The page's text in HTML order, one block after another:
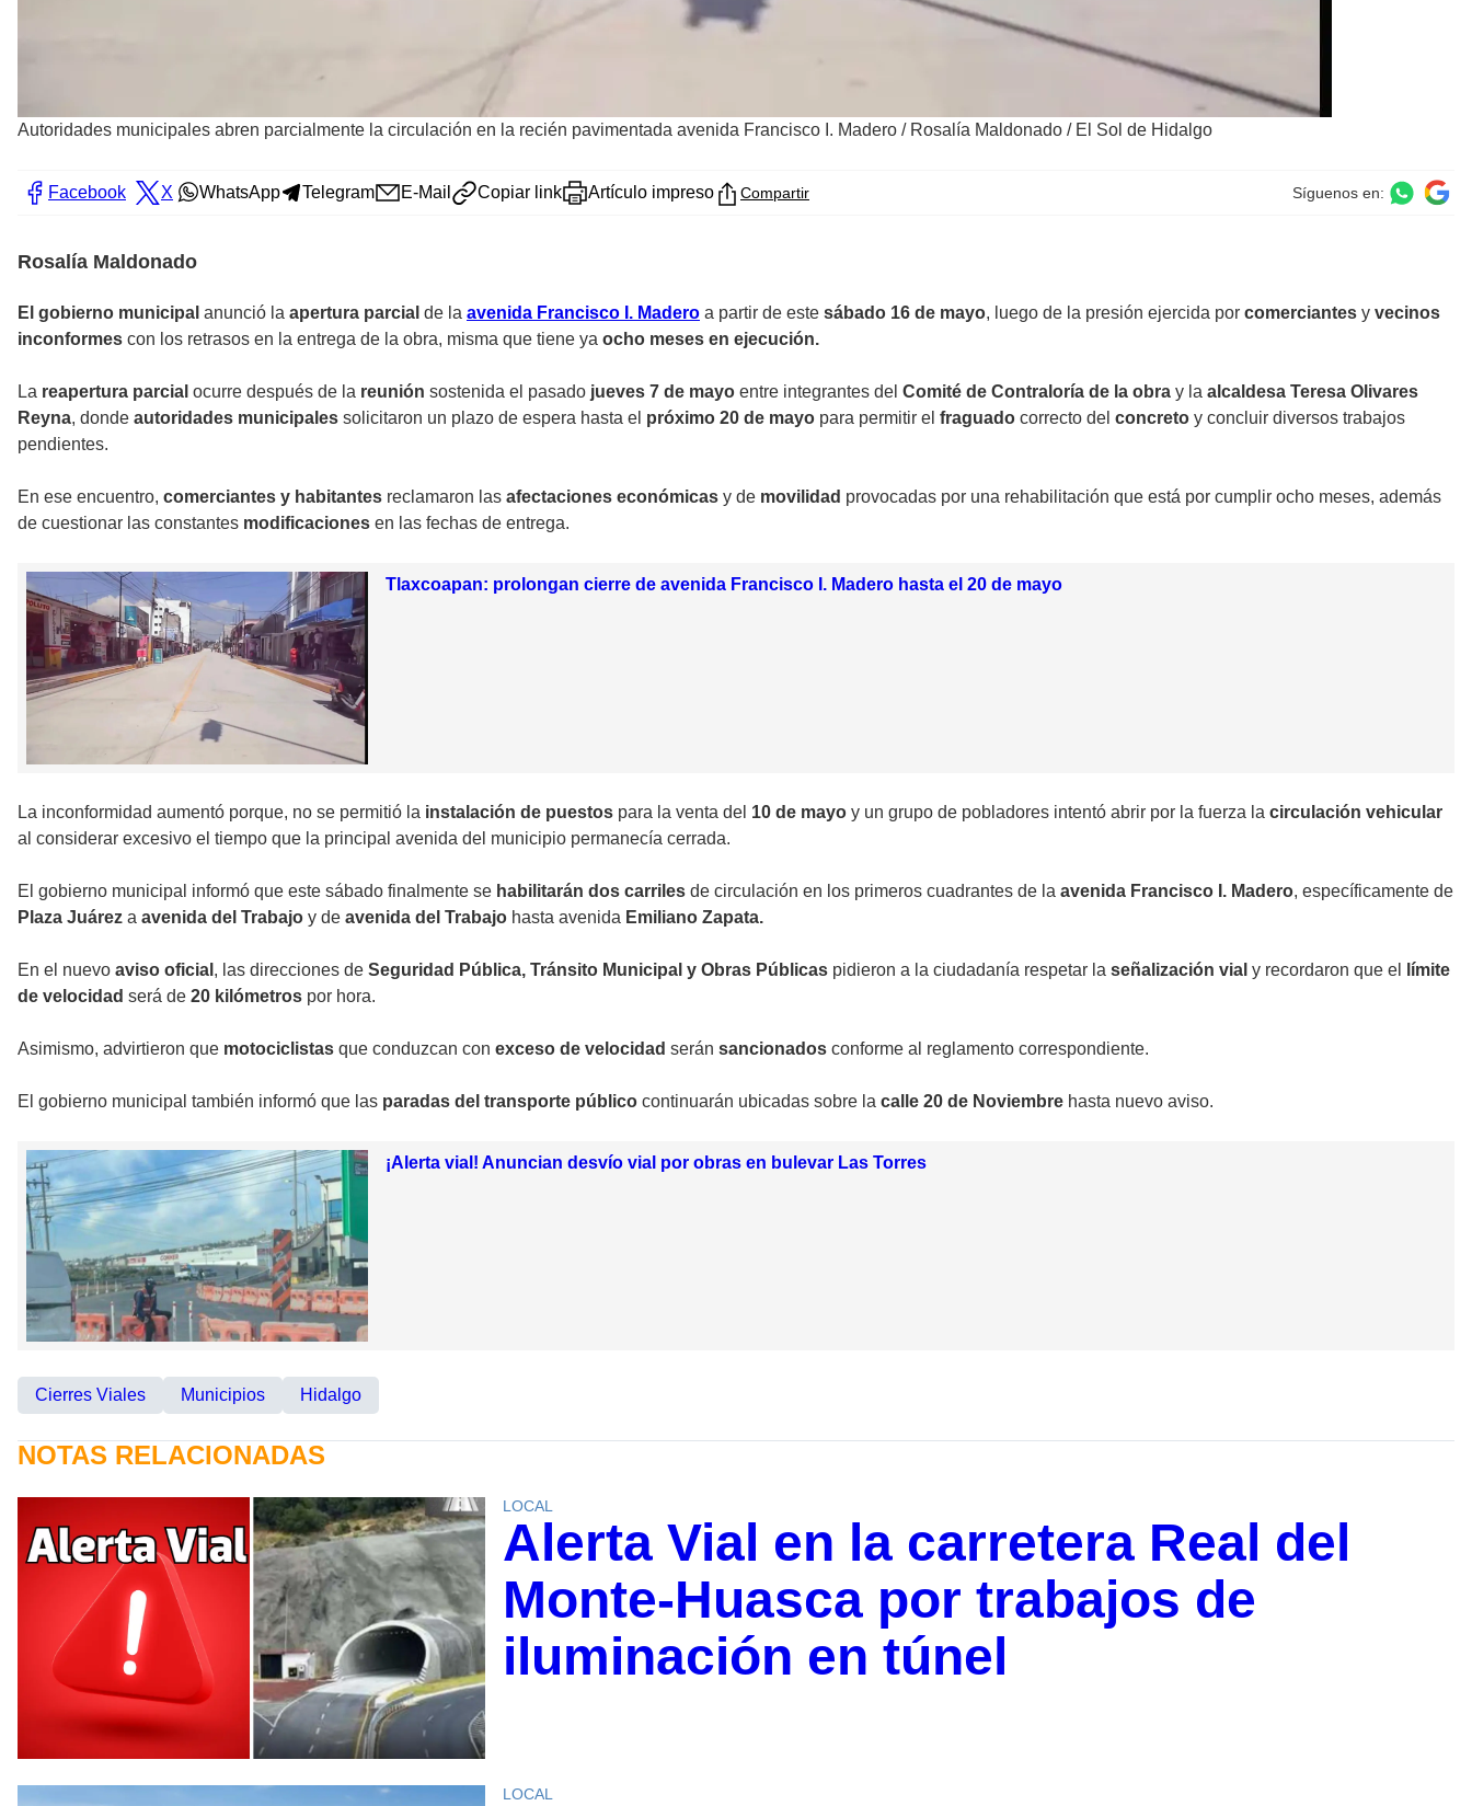
Autoridades municipales abren parcialmente la circulación en la recién pavimentada avenida Francisco I. Madero / Rosalía Maldonado / El Sol de Hidalgo
Facebook X WhatsApp Telegram E-Mail Copiar link Artículo impreso Compartir Síguenos en:
Rosalía Maldonado
El gobierno municipal anunció la apertura parcial de la avenida Francisco I. Madero a partir de este sábado 16 de mayo, luego de la presión ejercida por comerciantes y vecinos
inconformes con los retrasos en la entrega de la obra, misma que tiene ya ocho meses en ejecución.
La reapertura parcial ocurre después de la reunión sostenida el pasado jueves 7 de mayo entre integrantes del Comité de Contraloría de la obra y la alcaldesa Teresa Olivares
Reyna, donde autoridades municipales solicitaron un plazo de espera hasta el próximo 20 de mayo para permitir el fraguado correcto del concreto y concluir diversos trabajos
pendientes.
En ese encuentro, comerciantes y habitantes reclamaron las afectaciones económicas y de movilidad provocadas por una rehabilitación que está por cumplir ocho meses, además
de cuestionar las constantes modificaciones en las fechas de entrega.
Tlaxcoapan: prolongan cierre de avenida Francisco I. Madero hasta el 20 de mayo
La inconformidad aumentó porque, no se permitió la instalación de puestos para la venta del 10 de mayo y un grupo de pobladores intentó abrir por la fuerza la circulación vehicular
al considerar excesivo el tiempo que la principal avenida del municipio permanecía cerrada.
El gobierno municipal informó que este sábado finalmente se habilitarán dos carriles de circulación en los primeros cuadrantes de la avenida Francisco I. Madero, específicamente de
Plaza Juárez a avenida del Trabajo y de avenida del Trabajo hasta avenida Emiliano Zapata.
En el nuevo aviso oficial , las direcciones de Seguridad Pública, Tránsito Municipal y Obras Públicas pidieron a la ciudadanía respetar la señalización vial y recordaron que el
límite
de velocidad será de 20 kilómetros por hora.
Asimismo, advirtieron que motociclistas que conduzcan con exceso de velocidad serán sancionados conforme al reglamento correspondiente.
El gobierno municipal también informó que las paradas del transporte público continuarán ubicadas sobre la calle 20 de Noviembre hasta nuevo aviso.
¡Alerta vial! Anuncian desvío vial por obras en bulevar Las Torres
Cierres Viales Municipios Hidalgo
NOTAS RELACIONADAS
LOCAL
Alerta Vial en la carretera Real del
Monte-Huasca por trabajos de
iluminación en túnel
LOCAL